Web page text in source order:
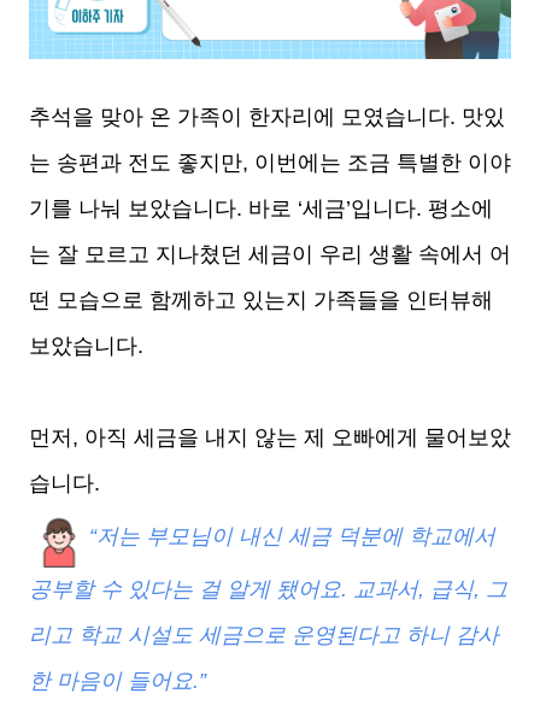
추석을 맞아 온 가족이 한자리에 모였습니다. 맛있
는 송편과 전도 좋지만, 이번에는 조금 특별한 이야
기를 나눠 보았습니다. 바로 ‘세금’입니다. 평소에
는 잘 모르고 지나쳤던 세금이 우리 생활 속에서 어
떤 모습으로 함께하고 있는지 가족들을 인터뷰해
보았습니다.
먼저, 아직 세금을 내지 않는 제 오빠에게 물어보았
습니다.
“저는 부모님이 내신 세금 덕분에 학교에서
공부할 수 있다는 걸 알게 됐어요. 교과서, 급식, 그
리고 학교 시설도 세금으로 운영된다고 하니 감사
한 마음이 들어요.”